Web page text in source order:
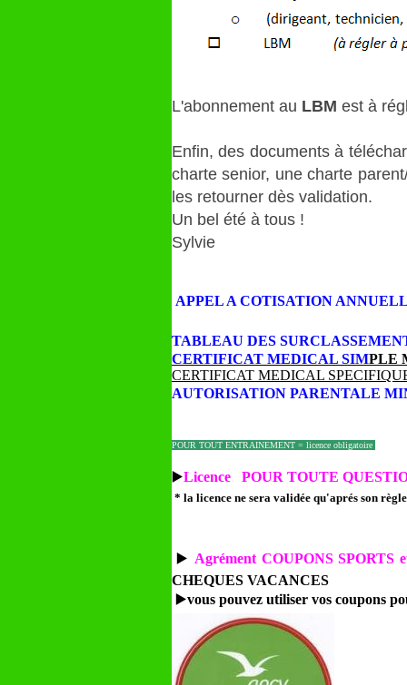
L'abonnement au LBM est à
Enfin, des documents à
charte senior, une charte
les retourner dès validation.
Un bel été à tous !
Sylvie
APPEL A COTISATION
TABLEAU DES
CERTIFICAT MEDICAL SIMPLE
CERTIFICAT MEDICAL
AUTORISATION PARENTALE
POUR TOUT ENTRAINEMENT = licence obligatoire
▶️Licence POUR TOUTE
* la licence ne sera validée qu'aprés son
▶️ Agrément COUPONS
CHEQUES VACANCES
▶️vous pouvez utiliser vos coupons